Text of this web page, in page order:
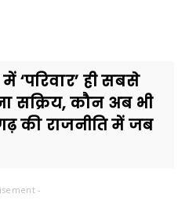
‘परिवार’ ही सबसे
सक्रिय, कौन अब भी
की राजनीति में जब
-